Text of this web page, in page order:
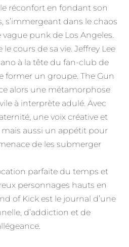
réconfort en fondant son
s’immergeant dans le chaos
punk de Los Angeles.
cours de sa vie. Jeffrey Lee
à la tête du fan-club de
former un groupe. The Gun
alors une métamorphose
à interprète adulé. Avec
une voix créative et
aussi un appétit pour
de les submerger
parfaite du temps et
personnages hauts en
of Kick est le journal d’une
d’addiction et de